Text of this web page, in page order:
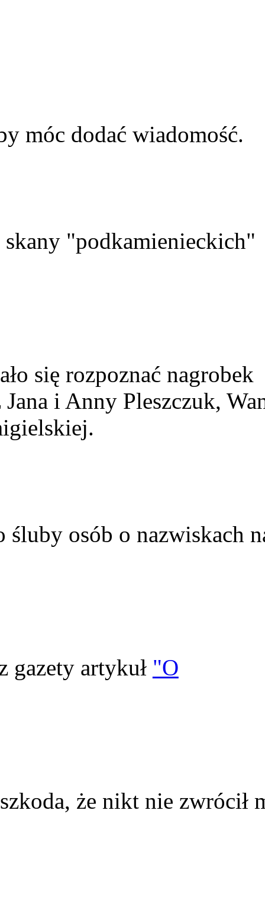
móc dodać wiadomość.
"podkamienieckich"
się rozpoznać nagrobek
i Anny Pleszczuk,
śluby osób o nazwiskach
gazety artykuł "O
że nikt nie zwrócił